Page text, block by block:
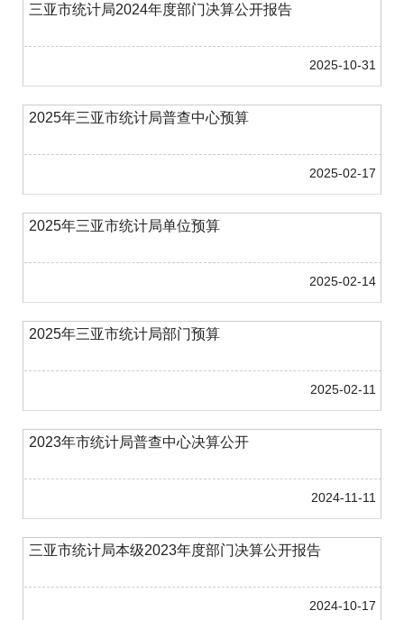
三亚市统计局2024年度部门决算公开报告
2025-10-31
2025年三亚市统计局普查中心预算
2025-02-17
2025年三亚市统计局单位预算
2025-02-14
2025年三亚市统计局部门预算
2025-02-11
2023年市统计局普查中心决算公开
2024-11-11
三亚市统计局本级2023年度部门决算公开报告
2024-10-17